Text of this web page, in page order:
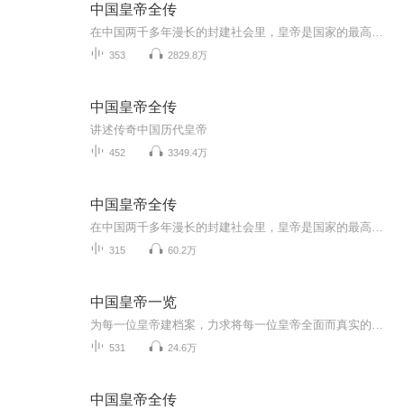
中国皇帝全传
353 2829.8万
中国皇帝全传
讲述传奇中国历代皇帝
452 3349.4万
中国皇帝全传
315 60.2万
中国皇帝一览
531 24.6万
中国皇帝全传